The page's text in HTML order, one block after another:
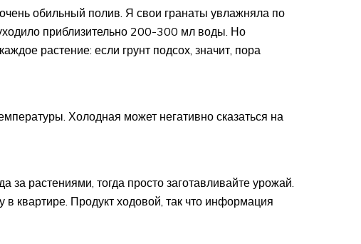
обильный полив. Я свои гранаты увлажняла по
приблизительно 200-300 мл воды. Но
растение: если грунт подсох, значит, пора
Холодная может негативно сказаться на
за растениями, тогда просто заготавливайте урожай.
в квартире. Продукт ходовой, так что информация